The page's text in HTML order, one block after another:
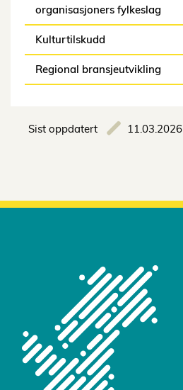
organisasjoners fylkeslag
Kulturtilskudd
Regional bransjeutvikling
Sist oppdatert 11.03.2026